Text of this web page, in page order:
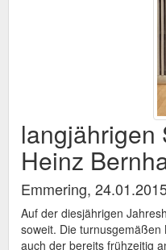
langjährigen
Heinz
Emmering,
Auf der diesjährigen
soweit. Die
auch der bereits frühzeitig